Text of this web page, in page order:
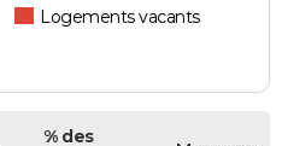
Logements vacants
% des